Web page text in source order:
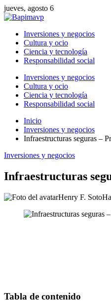
jueves, agosto 6
Inversiones y negocios
Cultura y ocio
Ciencia y tecnología
Responsabilidad social
Inversiones y negocios
Cultura y ocio
Ciencia y tecnología
Responsabilidad social
Inicio
Inversiones y negocios
Infraestructuras seguras –
Inversiones y negocios
Infraestructuras
Henry F. Soto
Tabla de contenido